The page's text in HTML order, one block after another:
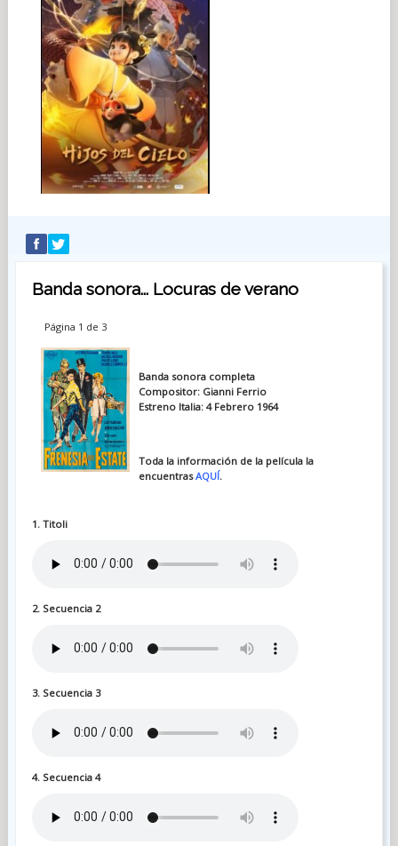
Banda sonora... Locuras de verano
Página 1 de 3
Banda sonora completa
Compositor: Gianni Ferrio
Estreno Italia: 4 Febrero 1964
Toda la información de la película la
encuentrasAQUÍ.
1. Titoli
2. Secuencia 2
3. Secuencia 3
4. Secuencia 4